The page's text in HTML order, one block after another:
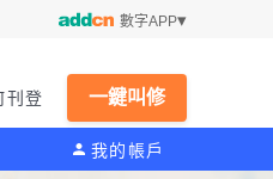
數字APP
刊登 一鍵叫修
我的帳戶